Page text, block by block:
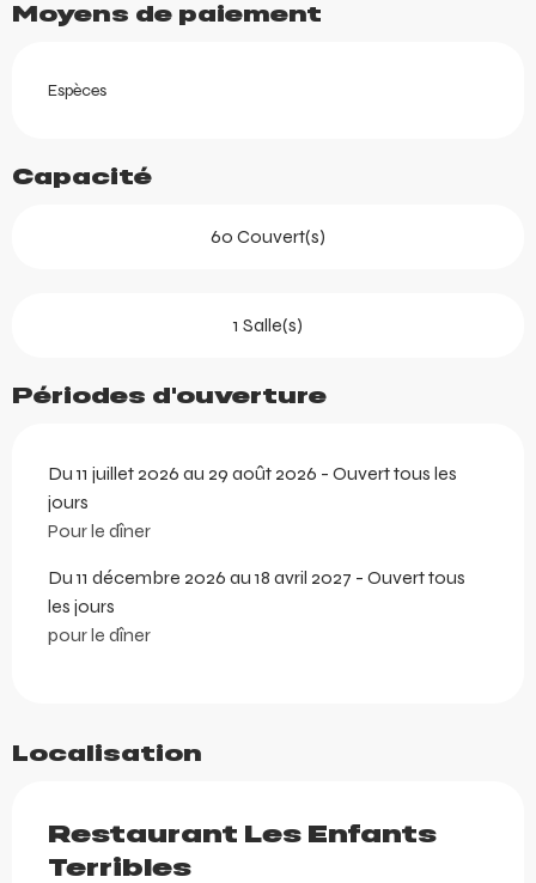
Moyens de paiement
Espèces
Capacité
60 Couvert(s)
1 Salle(s)
Périodes d'ouverture
Du 11 juillet 2026 au 29 août 2026 - Ouvert tous les
jours
Pour le dîner
Du 11 décembre 2026 au 18 avril 2027 - Ouvert tous
les jours
pour le dîner
Localisation
Restaurant Les Enfants
Terribles